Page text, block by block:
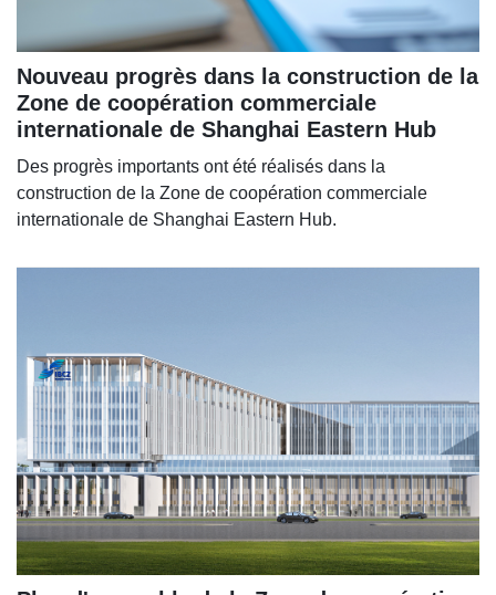
Nouveau progrès dans la construction de la
Zone de coopération commerciale
internationale de Shanghai Eastern Hub
Des progrès importants ont été réalisés dans la
construction de la Zone de coopération commerciale
internationale de Shanghai Eastern Hub.